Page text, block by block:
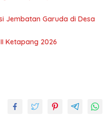
Jembatan Garuda di Desa
Ketapang 2026